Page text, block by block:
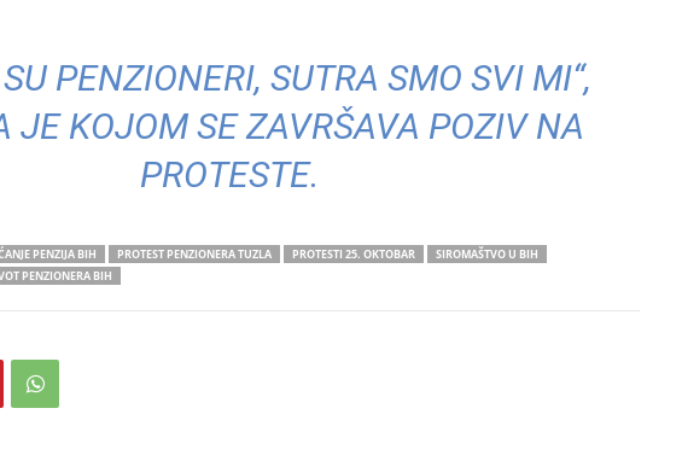
PENZIONERI, SUTRA SMO SVI MI“,
JE KOJOM SE ZAVRŠAVA POZIV NA
PROTESTE.
PENZIJA BIH PROTEST PENZIONERA TUZLA PROTESTI 25. OKTOBAR
SIROMAŠTVO U BIH
PENZIONERA BIH